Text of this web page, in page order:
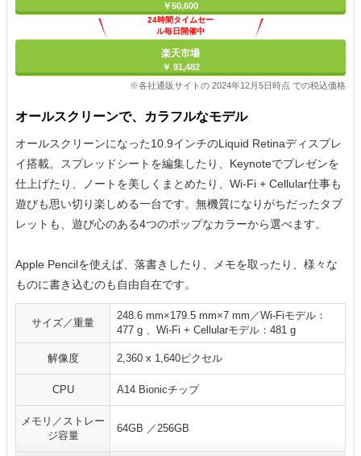
￥50,600
24時間タイムセー
ル毎日開催中
楽天市場
￥ 91,482
※各社通販サイトの 2024年12月5日時点 での税込価格
オールスクリーンで、カラフルなモデル
オールスクリーンになった10.9インチのLiquid Retinaディスプレ
イ搭載。スプレッドシートを編集したり、Keynoteでプレゼンを
仕上げたり、ノートを美しくまとめたり、Wi-Fi + Cellular仕事も
遊びも思い切り楽しめる一台です。無機質になりがちだったタブ
レットも、遊び心のある4つのポップなカラーから選べます。
Apple Pencilを使えば、落書きしたり、メモを取ったり、様々な
ものに書き込むのも自由自在です。
サイズ／重量
248.6 mm×179.5 mm×7 mm／Wi-Fiモデル：
477 g 、Wi-Fi + Cellularモデル：481 g
解像度 2,360 x 1,640ピクセル
CPU A14 Bionicチップ
メモリ／ストレー
ジ容量
64GB ／256GB